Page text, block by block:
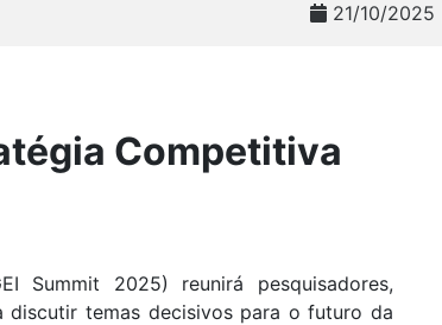
21/10/2025 |
Competitiva
Summit 2025) reunirá pesquisadores,
discutir temas decisivos para o futuro da